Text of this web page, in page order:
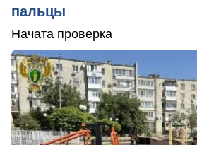
пальцы
Начата проверка